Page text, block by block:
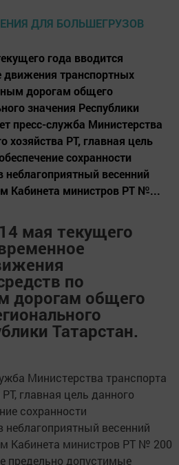
года вводится
движения транспортных
дорогам общего
значения Республики
пресс-служба Министерства
хозяйства РТ, главная цель
сохранности
весенний
Кабинета министров РТ №...
мая текущего
по
дорогам общего
Татарстан.
Министерства транспорта
главная цель данного
сохранности
весенний
Кабинета министров РТ № 200
предельно допустимые